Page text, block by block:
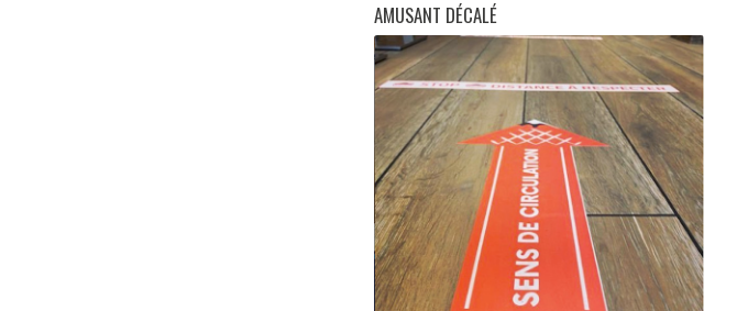
AMUSANT DÉCALÉ